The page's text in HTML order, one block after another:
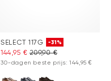
SELECT 117G -31%
144,95 € 209,90 €
30-dagen beste prijs: 144,95 €